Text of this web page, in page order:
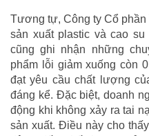
Tương tự, Công ty Cổ
sản xuất plastic và cao
cũng ghi nhận những
phẩm lỗi giảm xuống còn
đạt yêu cầu chất lượng
đáng kể. Đặc biệt, doanh
động khi không xảy ra tai
sản xuất. Điều này cho